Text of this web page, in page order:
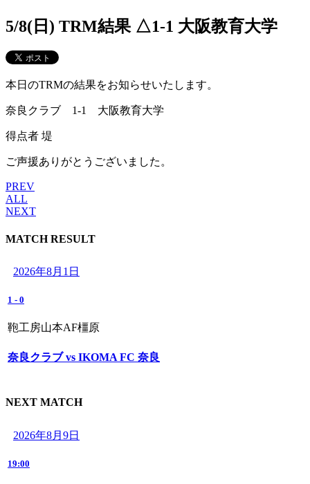
5/8(日) TRM結果 △1-1 大阪教育大学
本日のTRMの結果をお知らせいたします。
奈良クラブ 1-1 大阪教育大学
得点者 堤
ご声援ありがとうございました。
PREV
ALL
NEXT
MATCH RESULT
2026年8月1日
1 - 0
鞄工房山本AF橿原
奈良クラブ vs IKOMA FC 奈良
NEXT MATCH
2026年8月9日
19:00